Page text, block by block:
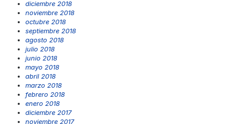
diciembre 2018
noviembre 2018
octubre 2018
septiembre 2018
agosto 2018
julio 2018
junio 2018
mayo 2018
abril 2018
marzo 2018
febrero 2018
enero 2018
diciembre 2017
noviembre 2017